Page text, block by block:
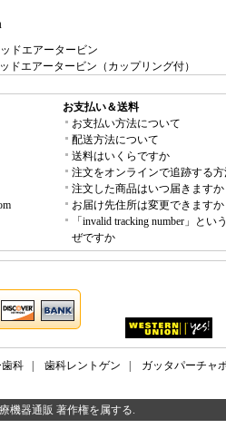
ドエアータービン
ドエアータービン（カップリング付）
お支払い＆送料
お支払い方法について
配送方法について
送料はいくらですか
注文をオンラインで追跡する
注文した商品はいつ届きますか
お届け先住所は変更できますか
「invalid tracking number」とい
ぜですか
科 歯科レントゲン
ガッタパーチャ
機器通販 著作権を属する.